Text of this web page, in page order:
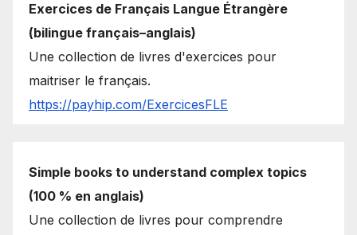
Exercices de Français Langue Étrangère
(bilingue français–anglais)
Une collection de livres d'exercices pour
maitriser le français.
https://payhip.com/ExercicesFLE
Simple books to understand complex topics
(100 % en anglais)
Une collection de livres pour comprendre